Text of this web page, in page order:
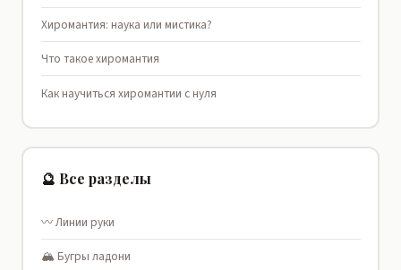
Хиромантия: наука или мистика?
Что такое хиромантия
Как научиться хиромантии с нуля
🔮 Все разделы
〰️ Линии руки
🏔️ Бугры ладони